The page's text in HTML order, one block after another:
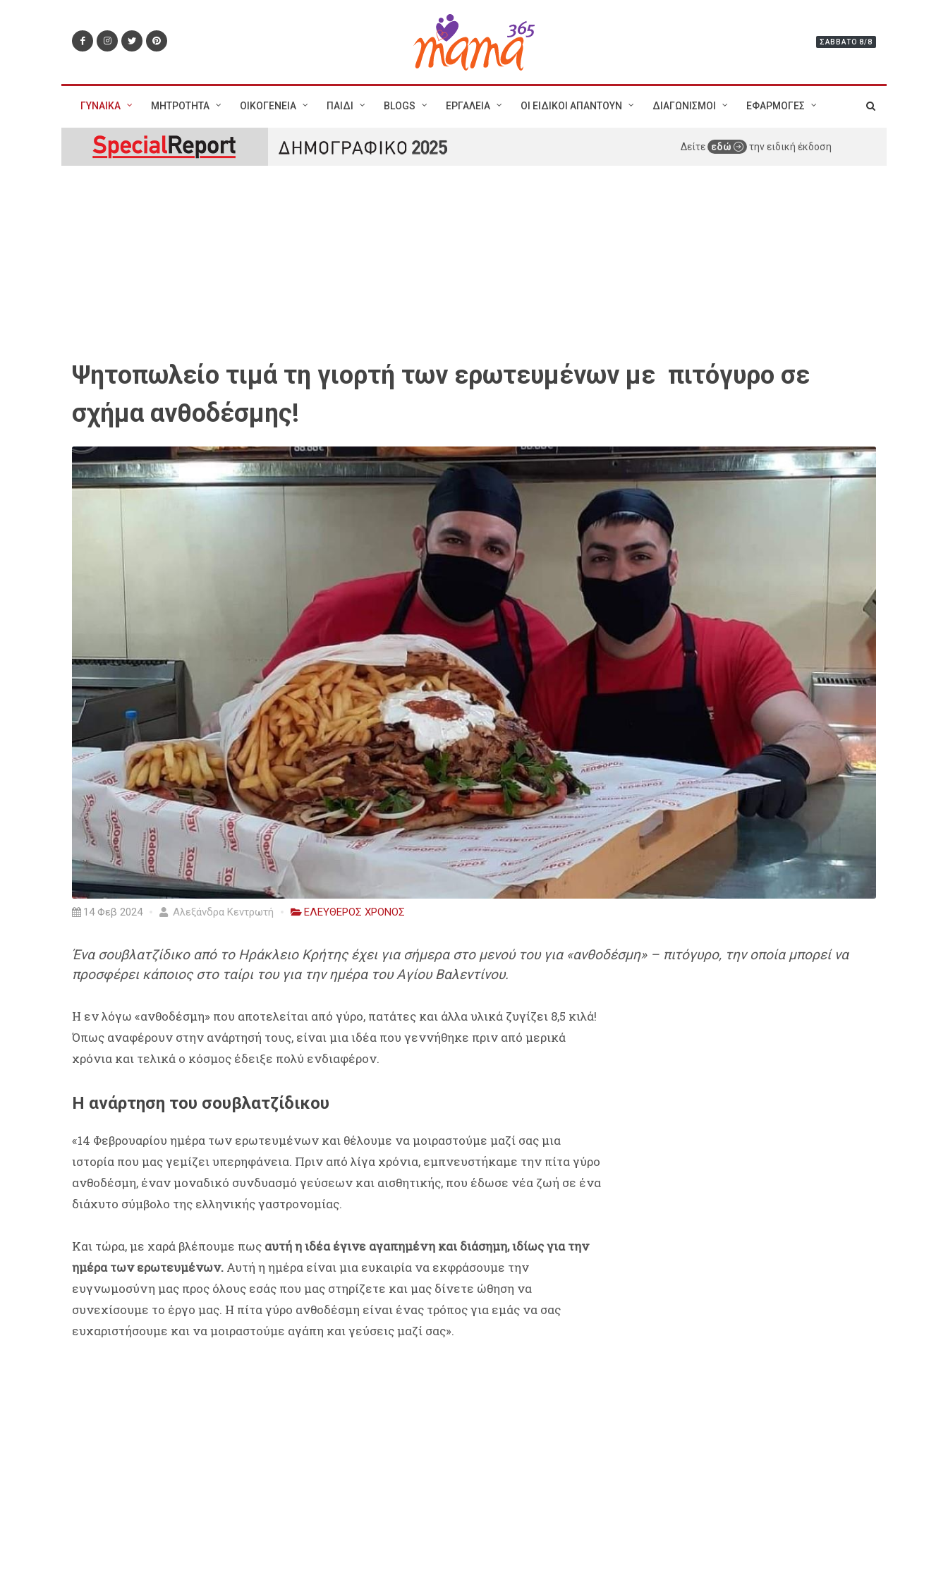
ΣΆΒΒΑΤΟ 8/8
ΓΥΝΑΙΚΑ ΜΗΤΡΟΤΗΤΑ ΟΙΚΟΓΕΝΕΙΑ ΠΑΙΔΙ BLOGS ΕΡΓΑΛΕΙΑ ΟΙ ΕΙΔΙΚΟΙ ΑΠΑΝΤΟΥΝ ΔΙΑΓΩΝΙΣΜΟΙ ΕΦΑΡΜΟΓΕΣ
Δείτε εδώ την ειδική έκδοση
Ψητοπωλείο τιμά τη γιορτή των ερωτευμένων με πιτόγυρο σε
σχήμα ανθοδέσμης!
14 Φεβ 2024 Αλεξάνδρα Κεντρωτή ΕΛΕΥΘΕΡΟΣ ΧΡΟΝΟΣ
Ένα σουβλατζίδικο από το Ηράκλειο Κρήτης έχει για σήμερα στο μενού του για «ανθοδέσμη» – πιτόγυρο, την οποία μπορεί να
προσφέρει κάποιος στο ταίρι του για την ημέρα του Αγίου Βαλεντίνου.
Η εν λόγω «ανθοδέσμη» που αποτελείται από γύρο, πατάτες και άλλα υλικά ζυγίζει 8,5 κιλά!
Όπως αναφέρουν στην ανάρτησή τους, είναι μια ιδέα που γεννήθηκε πριν από μερικά
χρόνια και τελικά ο κόσμος έδειξε πολύ ενδιαφέρον.
Η ανάρτηση του σουβλατζίδικου
«14 Φεβρουαρίου ημέρα των ερωτευμένων και θέλουμε να μοιραστούμε μαζί σας μια
ιστορία που μας γεμίζει υπερηφάνεια. Πριν από λίγα χρόνια, εμπνευστήκαμε την πίτα γύρο
ανθοδέσμη, έναν μοναδικό συνδυασμό γεύσεων και αισθητικής, που έδωσε νέα ζωή σε ένα
διάχυτο σύμβολο της ελληνικής γαστρονομίας.
Και τώρα, με χαρά βλέπουμε πως αυτή η ιδέα έγινε αγαπημένη και διάσημη, ιδίως για την
ημέρα των ερωτευμένων. Αυτή η ημέρα είναι μια ευκαιρία να εκφράσουμε την
ευγνωμοσύνη μας προς όλους εσάς που μας στηρίζετε και μας δίνετε ώθηση να
συνεχίσουμε το έργο μας. Η πίτα γύρο ανθοδέσμη είναι ένας τρόπος για εμάς να σας
ευχαριστήσουμε και να μοιραστούμε αγάπη και γεύσεις μαζί σας».